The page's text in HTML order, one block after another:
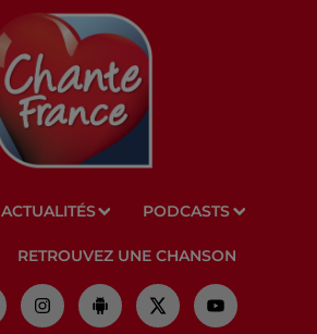
ACTUALITÉS PODCASTS
RETROUVEZ UNE CHANSON